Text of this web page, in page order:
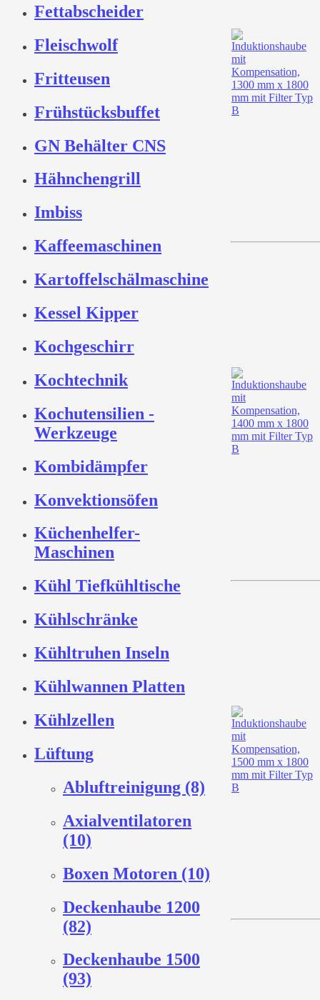
Fettabscheider
Fleischwolf
Fritteusen
Frühstücksbuffet
GN Behälter CNS
Hähnchengrill
Imbiss
Kaffeemaschinen
Kartoffelschälmaschine
Kessel Kipper
Kochgeschirr
Kochtechnik
Kochutensilien -
Werkzeuge
Kombidämpfer
Konvektionsöfen
Küchenhelfer-
Maschinen
Kühl Tiefkühltische
Kühlschränke
Kühltruhen Inseln
Kühlwannen Platten
Kühlzellen
Lüftung
Abluftreinigung (8)
Axialventilatoren
(10)
Boxen Motoren (10)
Deckenhaube 1200
(82)
Deckenhaube 1500
(93)